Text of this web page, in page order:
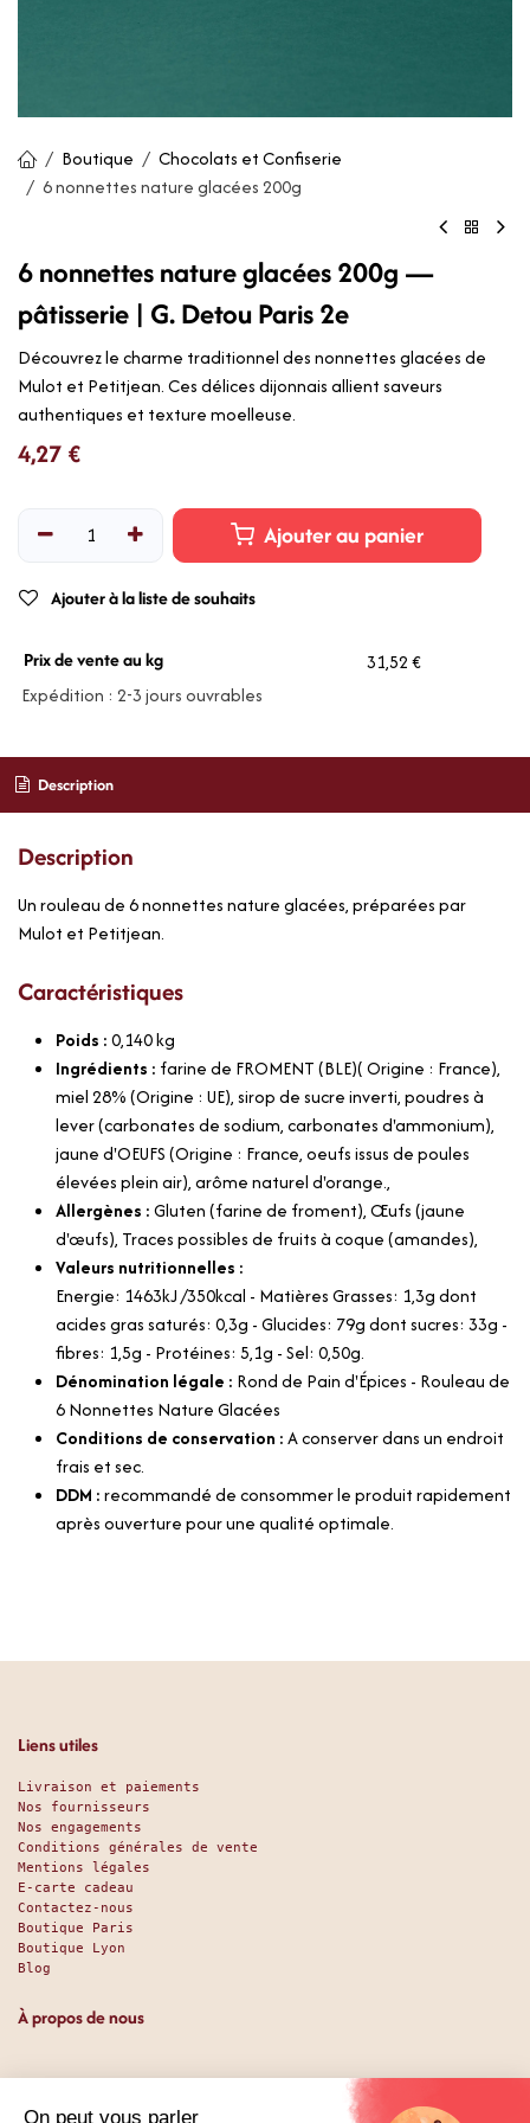
Boutique
Chocolats et Confiserie
6 nonnettes nature glacées 200g
6 nonnettes nature glacées 200g —
pâtisserie | G. Detou Paris 2e
Découvrez le charme traditionnel des nonnettes glacées de
Mulot et Petitjean. Ces délices dijonnais allient saveurs
authentiques et texture moelleuse.
4,27 €
Ajouter au panier
Ajouter à la liste de souhaits
Prix de vente au kg
31,52 €
Expédition : 2-3 jours ouvrables
Description
Description
Un rouleau de 6 nonnettes nature glacées, préparées par
Mulot et Petitjean.
Caractéristiques
Poids :0,140kg
Ingrédients : farine de FROMENT (BLE)( Origine : France),
miel 28% (Origine : UE), sirop de sucre inverti, poudres à
lever (carbonates de sodium, carbonates d'ammonium),
jaune d'OEUFS (Origine : France, oeufs issus de poules
élevées plein air), arôme naturel d'orange.,
Allergènes :Gluten (farine de froment), Œufs (jaune
d'œufs), Traces possibles de fruits à coque (amandes),
Valeurs nutritionnelles :
Energie: 1463kJ /350kcal - Matières Grasses: 1,3g dont
acides gras saturés: 0,3g - Glucides: 79g dont sucres: 33g -
fibres: 1,5g - Protéines: 5,1g - Sel: 0,50g.
Dénomination légale : Rond de Pain d'Épices - Rouleau de
6 Nonnettes Nature Glacées
Conditions de conservation :A conserver dans un endroit
frais et sec.
DDM :recommandé de consommer le produit rapidement
après ouverture pour une qualité optimale.
Liens utiles
Livraison et paiements
Nos fournisseurs
Nos engagements
Conditions générales de vente
Mentions légales
E-carte cadeau
Contactez-nous
Boutique Paris
Boutique Lyon
Blog
À propos de nous
Depuis 1951, nous accueillons les gourmands et les gourmets
en leur promettant des produits de qualité au meilleur